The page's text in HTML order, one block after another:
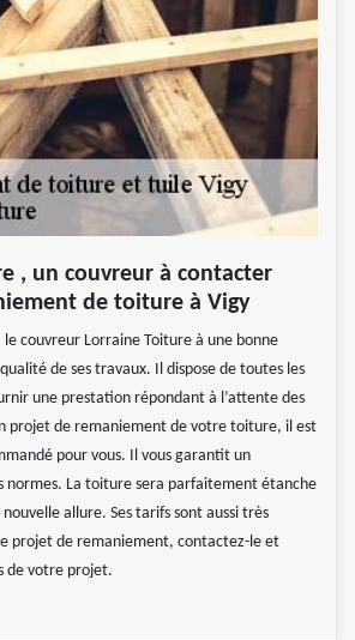
, un couvreur à contacter
de toiture à Vigy
le couvreur Lorraine Toiture à une bonne
de ses travaux. Il dispose de toutes les
une prestation répondant à l’attente des
projet de remaniement de votre toiture, il est
pour vous. Il vous garantit un
normes. La toiture sera parfaitement étanche
allure. Ses tarifs sont aussi très
projet de remaniement, contactez-le et
de votre projet.